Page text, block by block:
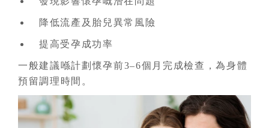
降低流產及胎兒異常風險
提高受孕成功率
一般建議喺計劃懷孕前3–6個月完成檢查，為身體
預留調理時間。